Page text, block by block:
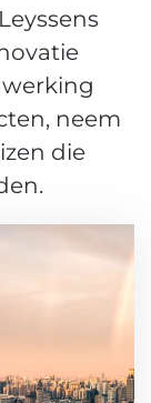
neem
die